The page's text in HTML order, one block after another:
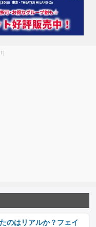
のはリアルか？フェイ